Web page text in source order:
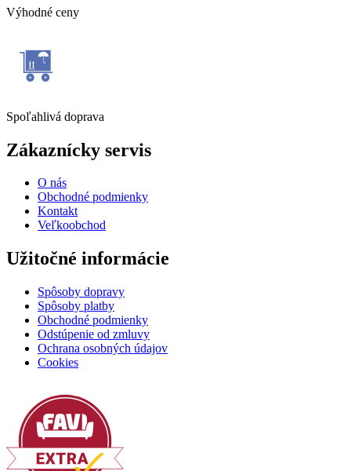
Výhodné ceny
Spoľahlivá doprava
Zákaznícky servis
O nás
Obchodné podmienky
Kontakt
Veľkoobchod
Užitočné informácie
Spôsoby dopravy
Spôsoby platby
Obchodné podmienky
Odstúpenie od zmluvy
Ochrana osobných údajov
Cookies